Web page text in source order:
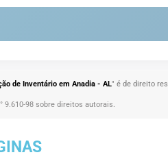
de Inventário em Anadia - AL" é de direito
9.610-98 sobre direitos autorais.